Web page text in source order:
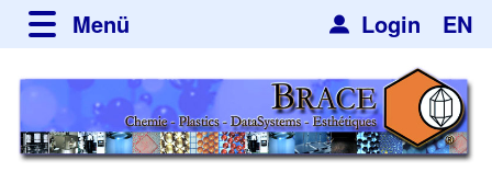
Login EN
Menü
über BRACE
Leistungen
Newsticker
Neues
Newsletter